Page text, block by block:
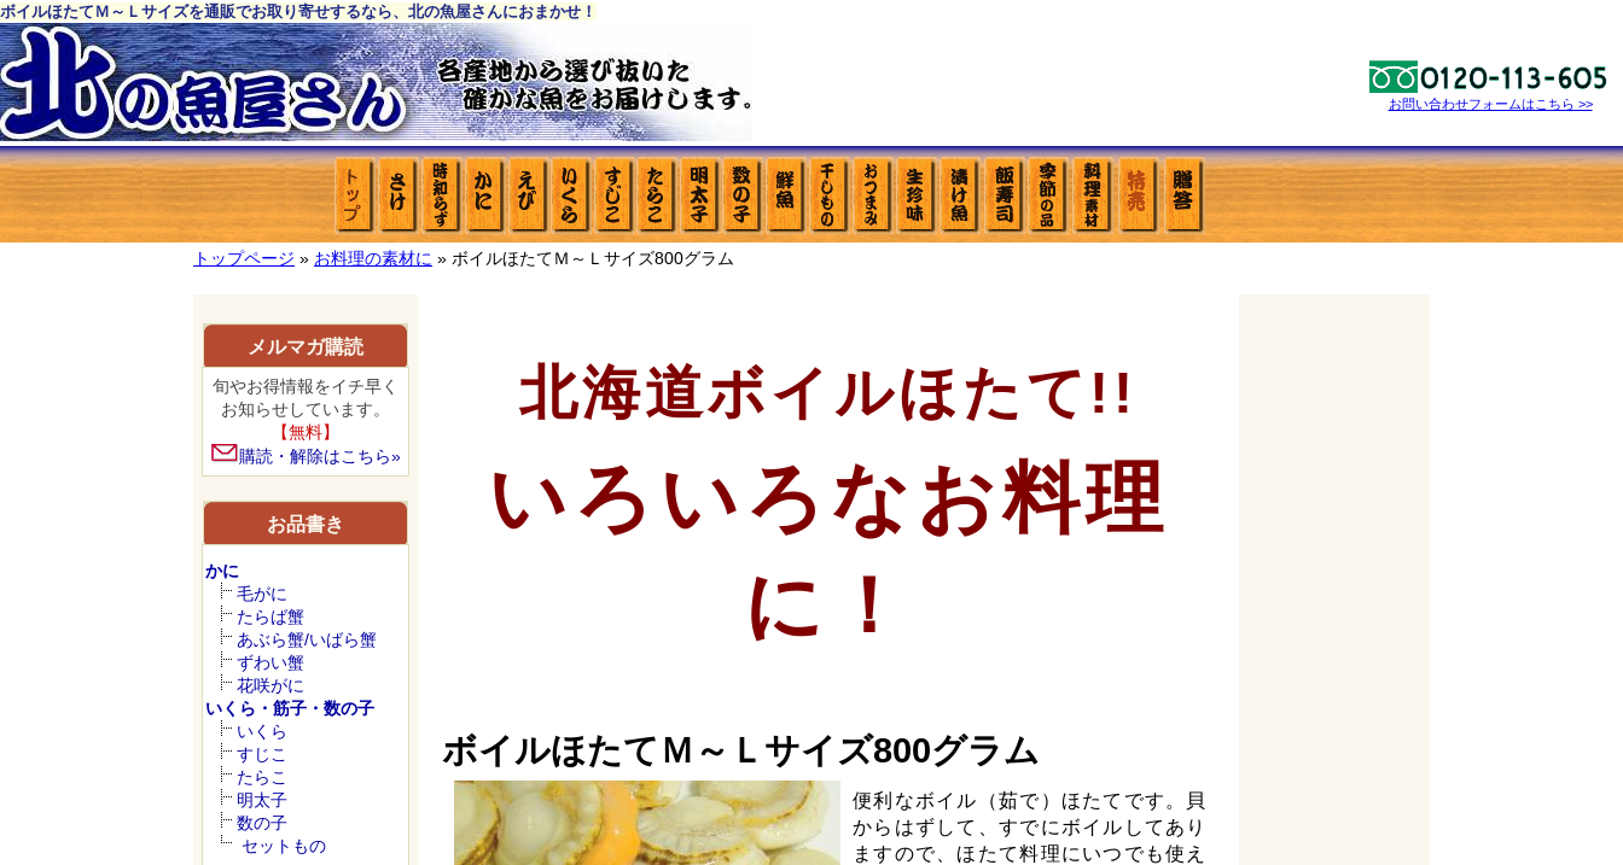
ボイルほたてＭ～Ｌサイズを通販でお取り寄せするなら、北の魚屋さんにおまかせ！
お問い合わせフォームはこちら >>
トップページ » お料理の素材に » ボイルほたてＭ～Ｌサイズ800グラム
メルマガ購読
旬やお得情報をイチ早く
お知らせしています。
【無料】
購読・解除はこちら»
お品書き
かに
毛がに
たらば蟹
あぶら蟹/いばら蟹
ずわい蟹
花咲がに
いくら・筋子・数の子
いくら
すじこ
たらこ
明太子
数の子
セットもの
北海道ボイルほたて!!
いろいろなお料理
に！
ボイルほたてＭ～Ｌサイズ800グラム
便利なボイル（茹で）ほたてです。貝
からはずして、すでにボイルしてあり
ますので、ほたて料理にいつでも使え